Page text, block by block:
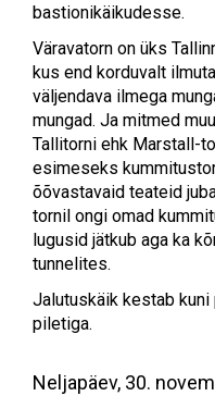
bastionikäikudesse.
Väravatorn on üks
kus end korduvalt
väljendava ilmega
mungad. Ja mitmed
Tallitorni ehk Marstall-
esimeseks
õõvastavaid teateid
tornil ongi omad
lugusid jätkub aga ka
tunnelites.
Jalutuskäik kestab
piletiga.
Neljapäev, 30.